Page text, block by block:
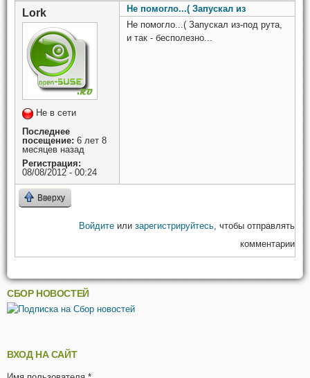
Lork
Не в сети
Последнее
посещение: 6 лет 8
месяцев назад
Регистрация:
08/08/2012 - 00:24
Не помогло...( Запускал из
Не помогло...( Запускал из-под рута,
и так - бесполезно...
Вверху
Войдите или зарегистрируйтесь , чтобы отправлять
комментарии
СБОР НОВОСТЕЙ
ВХОД НА САЙТ